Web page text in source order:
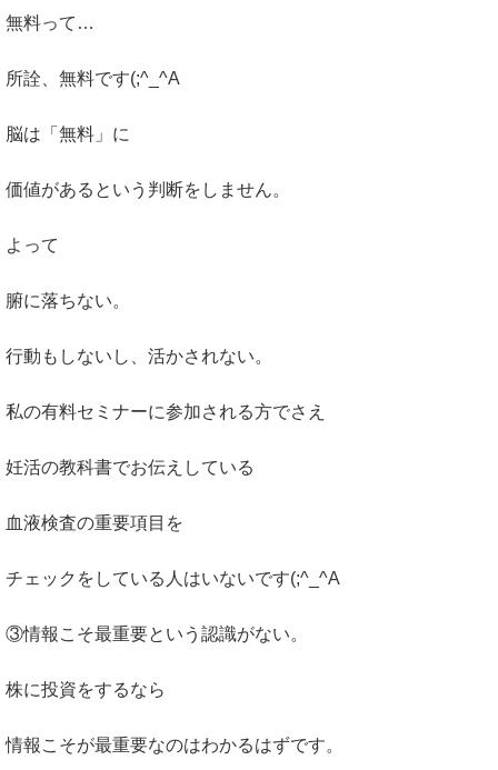
無料って…
所詮、無料です(;^_^A
脳は「無料」に
価値があるという判断をしません。
よって
腑に落ちない。
行動もしないし、活かされない。
私の有料セミナーに参加される方でさえ
妊活の教科書でお伝えしている
血液検査の重要項目を
チェックをしている人はいないです(;^_^A
③情報こそ最重要という認識がない。
株に投資をするなら
情報こそが最重要なのはわかるはずです。